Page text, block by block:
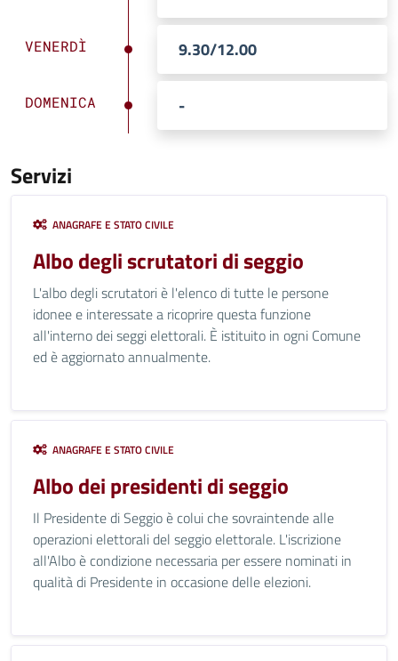
VENERDÌ 9.30/12.00
DOMENICA -
Servizi
ANAGRAFE E STATO CIVILE
Albo degli scrutatori di seggio
L'albo degli scrutatori è l'elenco di tutte le persone
idonee e interessate a ricoprire questa funzione
all'interno dei seggi elettorali. È istituito in ogni Comune
ed è aggiornato annualmente.
ANAGRAFE E STATO CIVILE
Albo dei presidenti di seggio
Il Presidente di Seggio è colui che sovraintende alle
operazioni elettorali del seggio elettorale. L'iscrizione
all'Albo è condizione necessaria per essere nominati in
qualità di Presidente in occasione delle elezioni.